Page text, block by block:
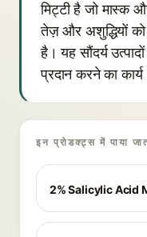
मिट्टी है जो मास्क
तेज़ और अशुद्धियों
है। यह सौंदर्य
प्रदान करने का
इन प्रोडक्ट्स में पाया
2% Salicylic Acid